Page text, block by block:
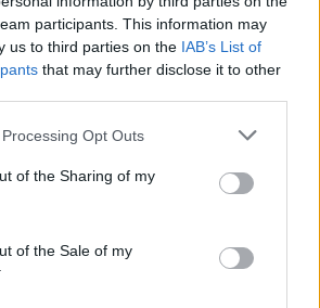
participants. This information may
us to third parties on the IAB’s List of
that may further disclose it to other
Opt Outs
of the Sharing of my
of the Sale of my